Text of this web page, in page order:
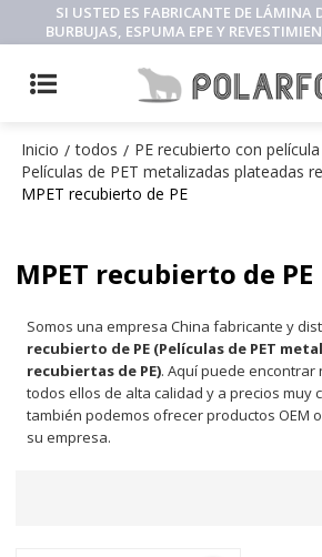
SI USTED ES FABRICANTE DE LÁMINA
BURBUJAS, ESPUMA EPE Y
AISLANTE, CONTÁCTENOS
Inicio / todos / PE recubierto con
Películas de PET metalizadas plateadas
MPET recubierto de PE
MPET recubierto de PE
Somos una empresa China fabricante y
recubierto de PE (Películas de PET
recubiertas de PE). Aquí puede
todos ellos de alta calidad y a precios muy
también podemos ofrecer productos OEM
su empresa.